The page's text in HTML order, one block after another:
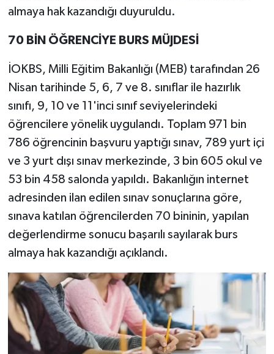
almaya hak kazandığı duyuruldu.
70 BİN ÖĞRENCİYE BURS MÜJDESİ
İOKBS, Milli Eğitim Bakanlığı (MEB) tarafından 26
Nisan tarihinde 5, 6, 7 ve 8. sınıflar ile hazırlık
sınıfı, 9, 10 ve 11'inci sınıf seviyelerindeki
öğrencilere yönelik uygulandı. Toplam 971 bin
786 öğrencinin başvuru yaptığı sınav, 789 yurt içi
ve 3 yurt dışı sınav merkezinde, 3 bin 605 okul ve
53 bin 458 salonda yapıldı. Bakanlığın internet
adresinden ilan edilen sınav sonuçlarına göre,
sınava katılan öğrencilerden 70 bininin, yapılan
değerlendirme sonucu başarılı sayılarak burs
almaya hak kazandığı açıklandı.